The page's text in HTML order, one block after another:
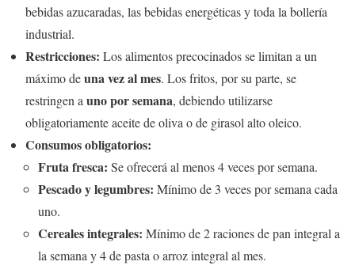
bebidas azucaradas, las bebidas energéticas y toda la bollería
industrial.
Restricciones: Los alimentos precocinados se limitan a un
máximo deuna vez al mes. Los fritos, por su parte, se
restringen a uno por semana, debiendo utilizarse
obligatoriamente aceite de oliva o de girasol alto oleico.
Consumos obligatorios:
Fruta fresca: Se ofrecerá al menos 4 veces por semana.
Pescado y legumbres: Mínimo de 3 veces por semana cada
uno.
Cereales integrales: Mínimo de 2 raciones de pan integral a
la semana y 4 de pasta o arroz integral al mes.